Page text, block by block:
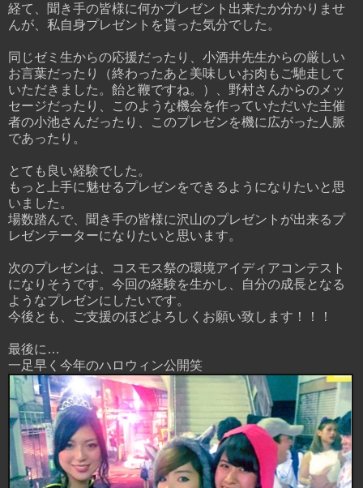
経て、聞き手の皆様に何かプレゼント出来たか分かりませ
んが、私自身プレゼントを貰った気分でした。
同じゼミ生からの応援だったり、小酒井先生からの厳しい
お言葉だったり（終わったあと美味しいお肉もご馳走して
いただきました。飴と鞭ですね。）、野村さんからのメッ
セージだったり、このような機会を作っていただいた主催
者の小池さんだったり、このプレゼンを機に広がった人脈
であったり。
とても良い経験でした。
もっと上手に魅せるプレゼンをできるようになりたいと思
いました。
場数踏んで、聞き手の皆様に沢山のプレゼントが出来るプ
レゼンテーターになりたいと思います。
次のプレゼンは、コスモス祭の環境アイディアコンテスト
になりそうです。今回の経験を生かし、自分の成長となる
ようなプレゼンにしたいです。
今後とも、ご支援のほどよろしくお願い致します！！！
最後に…
一足早く今年のハロウィン公開笑